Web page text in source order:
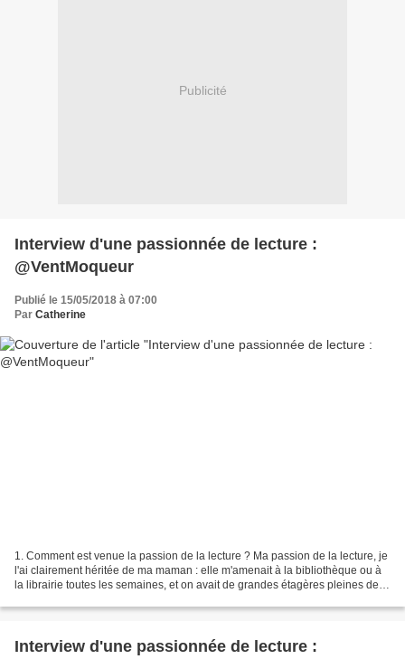
Publicité
Interview d'une passionnée de lecture :
@VentMoqueur
Publié le 15/05/2018 à 07:00
Par Catherine
1. Comment est venue la passion de la lecture ? Ma passion de la lecture, je
l'ai clairement héritée de ma maman : elle m'amenait à la bibliothèque ou à
la librairie toutes les semaines, et on avait de grandes étagères pleines de
Interview d'une passionnée de lecture :